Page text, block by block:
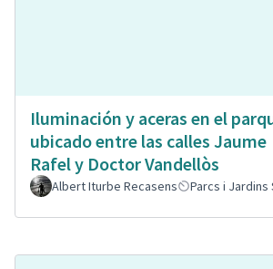
Iluminación y aceras en el
ubicado entre las calles Jaume
Rafel y Doctor Vandellòs
Albert Iturbe Recasens Parcs i